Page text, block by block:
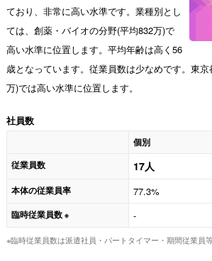
ており、非常に高い水準です。業種別とし
ては、創薬・バイオの分野(平均832万)で
高い水準に位置します。平均年齢は高く56
歳となっています。従業員数は少なめです。東
万)では高い水準に位置します。
社員数
個別
従業員数
17人
本体の従業員率 77.3%
臨時従業員数 ※ -
※臨時従業員数は派遣社員・パートタイマー・期間従業員